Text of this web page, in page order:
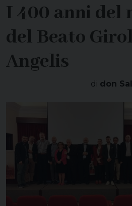
I 400 anni del
del Beato
Angelis
di don